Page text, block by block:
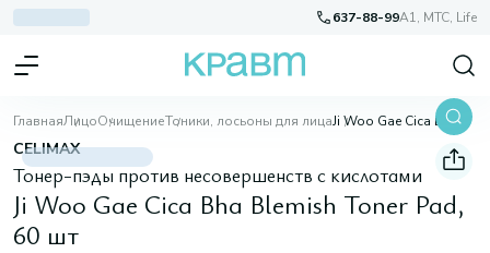
637-88-99A1, МТС, Life
ГлавнаяЛицоОчищениеТоники, лосьоны для лица Ji Woo Gae Cica Bha Blemish Toner Pad, 60 шт
CELIMAX
Тонер-пэды против несовершенств с кислотами
Ji Woo Gae Cica Bha Blemish Toner Pad,
60 шт